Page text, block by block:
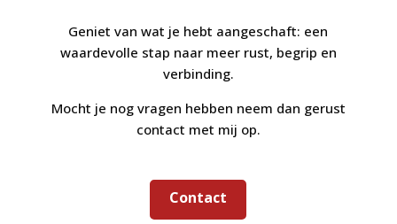
Geniet van wat je hebt aangeschaft: een
waardevolle stap naar meer rust, begrip en
verbinding.
Mocht je nog vragen hebben neem dan gerust
contact met mij op.
Contact